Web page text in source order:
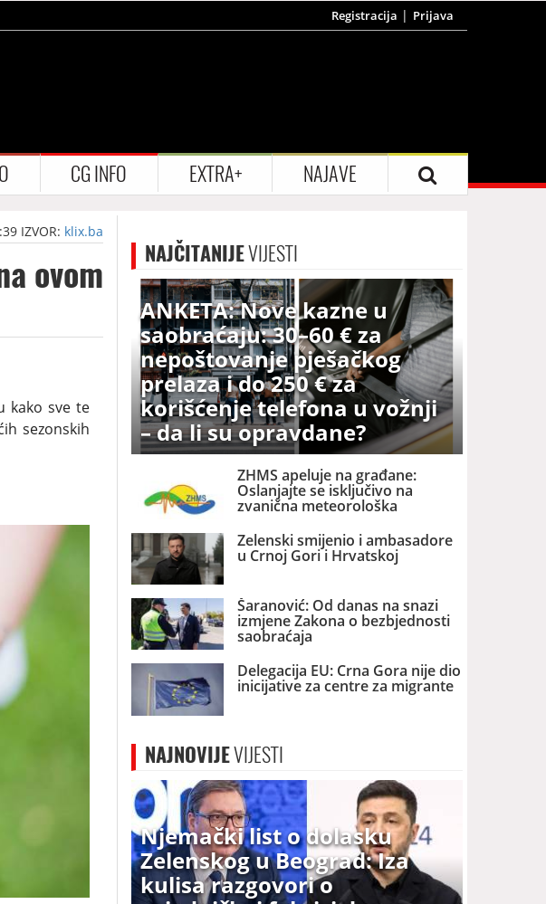
Registracija Prijava
CG INFO EXTRA+ NAJAVE
IZVOR: klix.ba
ovom
kako sve te
sezonskih
NAJČITANIJEVIJESTI
ANKETA: Nove kazne u
saobraćaju: 30–60 € za
nepoštovanje pješačkog
prelaza i do 250 € za
korišćenje telefona u vožnji
– da li su opravdane?
ZHMS apeluje na građane:
Oslanjajte se isključivo na
zvanična meteorološka
Zelenski smijenio i ambasadore
u Crnoj Gori i Hrvatskoj
Šaranović: Od danas na snazi
izmjene Zakona o bezbjednosti
saobraćaja
Delegacija EU: Crna Gora nije dio
inicijative za centre za migrante
NAJNOVIJEVIJESTI
Njemački list o dolasku
Zelenskog u Beograd: Iza
kulisa razgovori o